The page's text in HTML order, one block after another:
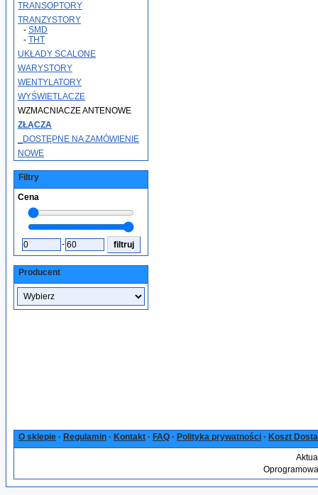
TRANSOPTORY
TRANZYSTORY
- SMD
- THT
UKŁADY SCALONE
WARYSTORY
WENTYLATORY
WYŚWIETLACZE
WZMACNIACZE ANTENOWE
ZŁĄCZA
_DOSTĘPNE NA ZAMÓWIENIE
NOWE
Filtry
Cena
-
Producent
O sklepie · Regulamin · Kontakt · FAQ · Polityka prywatności · Koszt